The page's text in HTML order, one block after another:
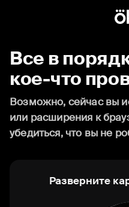
Все в
кое-что
Возможно, сейчас вы
или расширения к
убедиться, что вы не
Разверните